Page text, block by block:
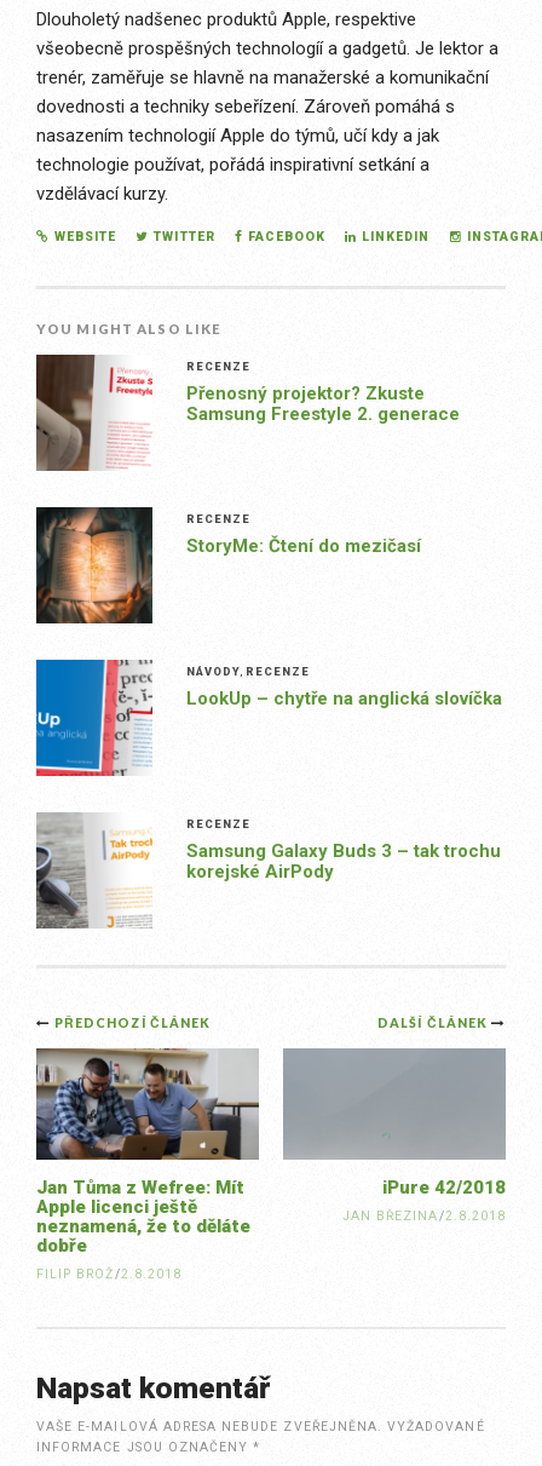
Dlouholetý nadšenec produktů Apple, respektive
všeobecně prospěšných technologíí a gadgetů. Je lektor a
trenér, zaměřuje se hlavně na manažerské a komunikační
dovednosti a techniky sebeřízení. Zároveň pomáhá s
nasazením technologií Apple do týmů, učí kdy a jak
technologie používat, pořádá inspirativní setkání a
vzdělávací kurzy.
WEBSITE TWITTER FACEBOOK LINKEDIN
YOU MIGHT ALSO LIKE
RECENZE
Přenosný projektor? Zkuste
Samsung Freestyle 2. generace
RECENZE
StoryMe: Čtení do mezičasí
NÁVODY, RECENZE
LookUp – chytře na anglická slovíčka
RECENZE
Samsung Galaxy Buds 3 – tak trochu
korejské AirPody
Post
navigation
DALŠÍ ČLÁNEK
iPure 42/2018
JAN BŘEZINA/2.8.2018
PŘEDCHOZÍ ČLÁNEK
Jan Tůma z Wefree: Mít
Apple licenci ještě
neznamená, že to děláte
dobře
FILIP BROŽ/2.8.2018
Napsat komentář
VAŠE E-MAILOVÁ ADRESA NEBUDE ZVEŘEJNĚNA. VYŽADOVANÉ
INFORMACE JSOU OZNAČENY*